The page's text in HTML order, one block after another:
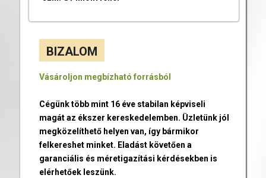
BIZALOM
Vásároljon megbízható forrásból
Cégünk több mint 16 éve stabilan képviseli
magát az ékszer kereskedelemben. Üzletünk jól
megközelíthető helyen van, így bármikor
felkereshet minket. Eladást követően a
garanciális és méretigazítási kérdésekben is
elérhetőek leszünk.